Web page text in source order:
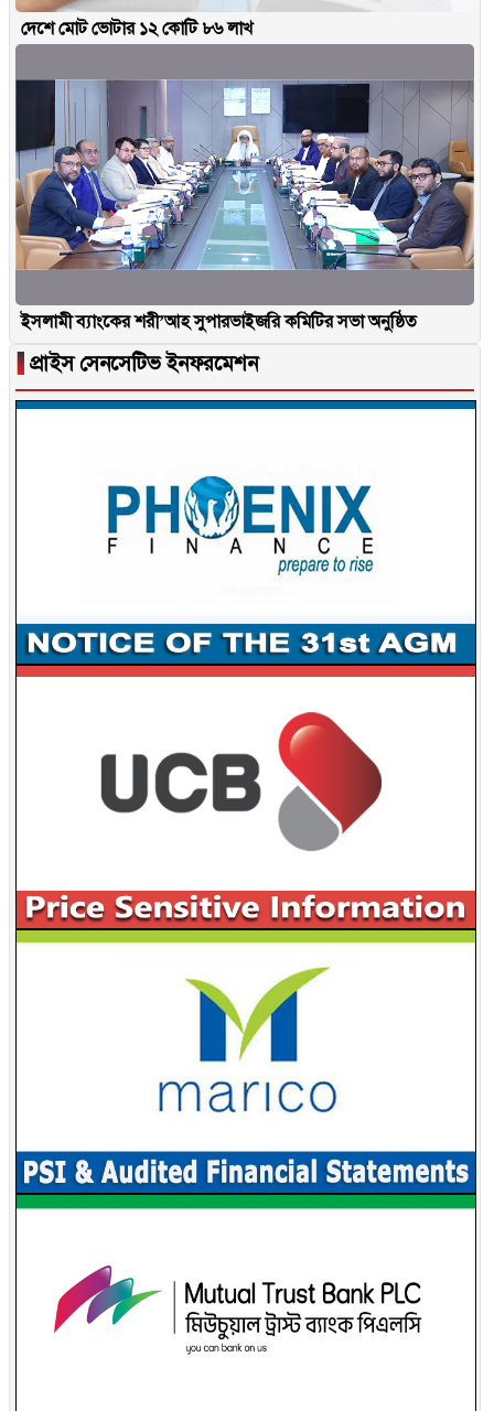
দেশে মোট ভোটার ১২ কোটি ৮৬ লাখ
ইসলামী ব্যাংকের শরী’আহ সুপারভাইজরি কমিটির সভা অনুষ্ঠিত
▐ প্রাইস সেনসেটিভ ইনফরমেশন